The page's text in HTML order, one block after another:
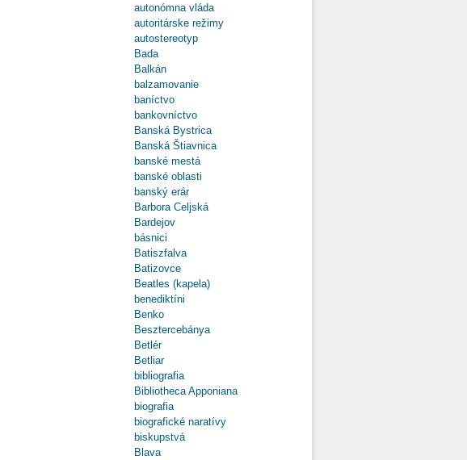
autonómna vláda
autoritárske režimy
autostereotyp
Bada
Balkán
balzamovanie
baníctvo
bankovníctvo
Banská Bystrica
Banská Štiavnica
banské mestá
banské oblasti
banský erár
Barbora Celjská
Bardejov
básnici
Batiszfalva
Batizovce
Beatles (kapela)
benediktíni
Benko
Besztercebánya
Betlér
Betliar
bibliografia
Bibliotheca Apponiana
biografia
biografické naratívy
biskupstvá
Blava